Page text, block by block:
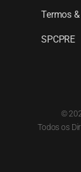
Termos
SPCPRE
©
Todos os